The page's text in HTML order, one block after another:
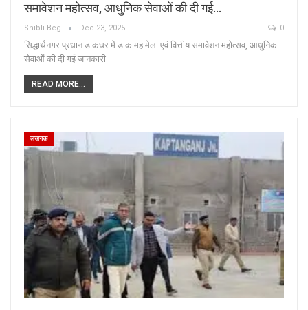
समावेशन महोत्सव, आधुनिक सेवाओं की दी गई…
Shibli Beg Dec 23, 2025 0
सिद्धार्थनगर प्रधान डाकघर में डाक महामेला एवं वित्तीय समावेशन महोत्सव, आधुनिक
सेवाओं की दी गई जानकारी
READ MORE...
लखनऊ